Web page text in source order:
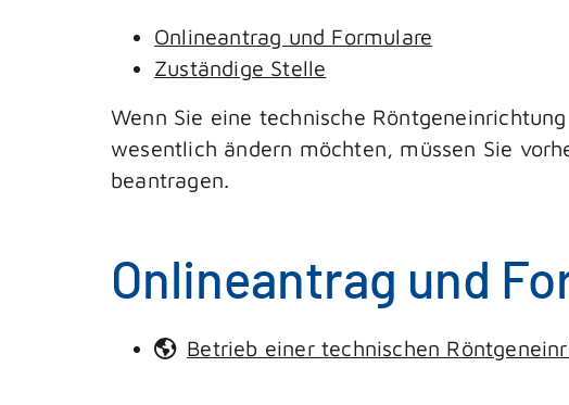
Onlineantrag und Formulare
Zuständige Stelle
Wenn Sie eine technische Röntgeneinrichtung
wesentlich ändern möchten, müssen Sie
beantragen.
Onlineantrag und
Betrieb einer technischen